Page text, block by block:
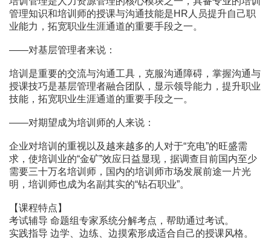
管理知识和培训师的授课与沟通技能是HR人员提升自己职
业能力，拓宽职业生涯通道的重要手段之一。
――对基层管理者来说：
培训是重要的交流与沟通工具，克服沟通障碍，掌握沟通与
授课技巧是基层管理者融合团队，显示领导能力，提升职业
技能，拓宽职业生涯通道的重要手段之一。
――对期望成为培训师的人来说：
企业对培训的重视以及越来越多的人对于“充电”的旺盛需
求，使培训业的“金矿”效应日益显现，据调查目前国内至少
需要三十万名培训师，国内的培训师市场发展前途一片光
明，培训师也成为名副其实的“钻石职业”。
【课程特点】
考试辅导 命题组专家系统分解考点，帮助通过考试。
实践指导 边学、边练、边摸索形成适合自己的授课风格。